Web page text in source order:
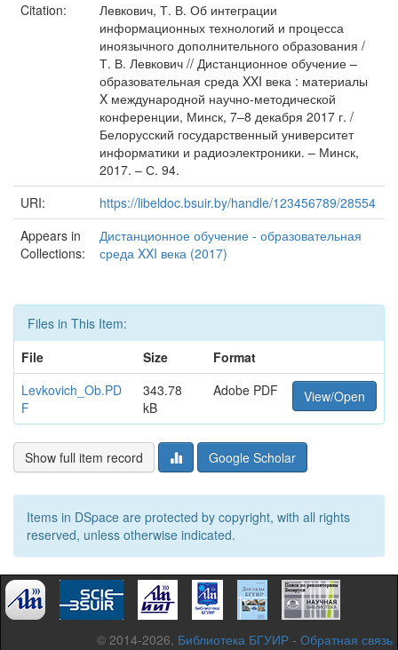
Citation:
Левкович, Т. В. Об интеграции
информационных технологий и процесса
иноязычного дополнительного образования /
Т. В. Левкович // Дистанционное обучение –
образовательная среда XXI века : материалы
X международной научно-методической
конференции, Минск, 7–8 декабря 2017 г. /
Белорусский государственный университет
информатики и радиоэлектроники. – Минск,
2017. – С. 94.
URI:
https://libeldoc.bsuir.by/handle/123456789/28554
Appears in
Collections:
Дистанционное обучение - образовательная
среда XXI века (2017)
Files in This Item:
File
Size
Format
Levkovich_Ob.PD
F
343.78
kB
Adobe PDF View/Open
Show full item record Google Scholar
Items in DSpace are protected by copyright, with all rights
reserved, unless otherwise indicated.
© 2014-2026, Библиотека БГУИР - Обратная связь